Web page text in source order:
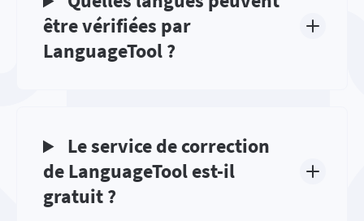
être vérifiées par
LanguageTool ?
Le service de correction
de LanguageTool est-il
gratuit ?